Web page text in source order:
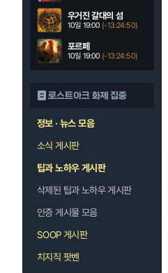
우거진 갈대의 섬
10일 19:00 (-13:24:49)
포르페
10일 19:00 (-13:24:49)
로스트아크 화제 집중
정보 · 뉴스 모음
소식 게시판
팁과 노하우 게시판
삭제된 팁과 노하우 게시판
인증 게시물 모음
SOOP 게시판
치지직 팟벤